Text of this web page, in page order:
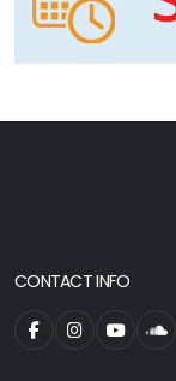
CONTACT INFO